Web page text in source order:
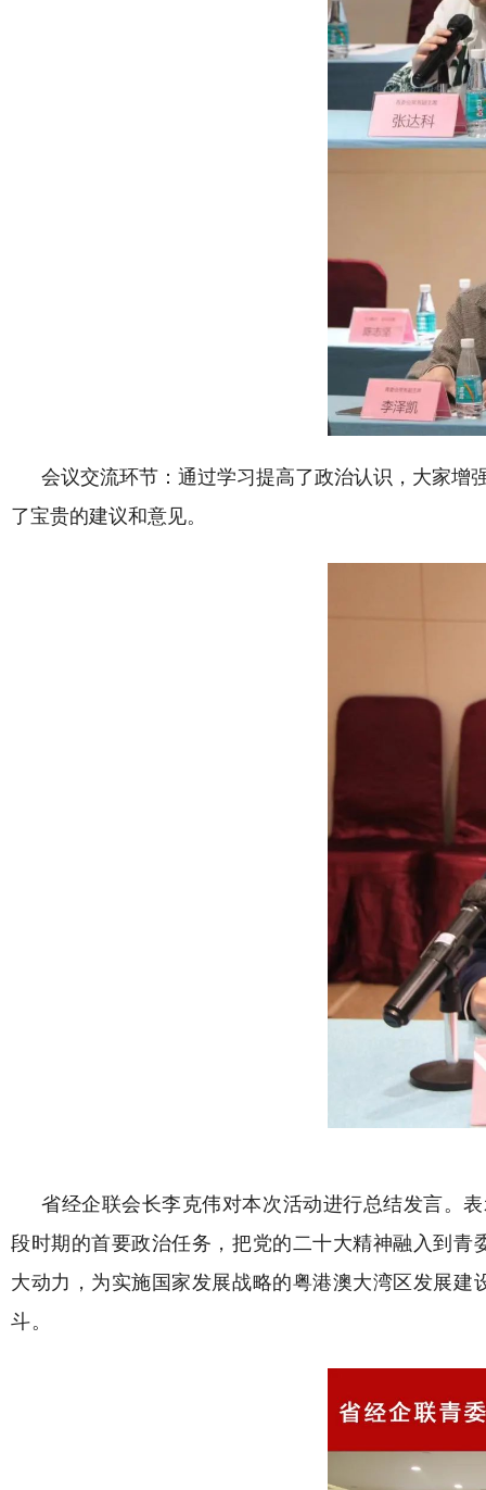
会议交流环节：通过学习提高了政治认识，大家增
了宝贵的建议和意见。
省经企联会长李克伟对本次活动进行总结发言。
段时期的首要政治任务，把党的二十大精神融入到
大动力，为实施国家发展战略的粤港澳大湾区发展
斗。